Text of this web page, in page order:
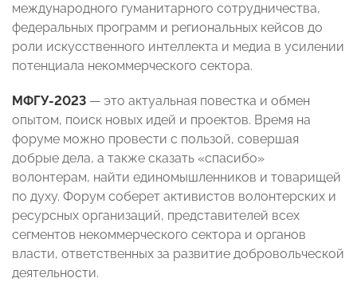
международного гуманитарного сотрудничества,
федеральных программ и региональных кейсов до
роли искусственного интеллекта и медиа в усилении
потенциала некоммерческого сектора.
МФГУ-2023 — это актуальная повестка и обмен
опытом, поиск новых идей и проектов. Время на
форуме можно провести с пользой, совершая
добрые дела, а также сказать «спасибо»
волонтерам, найти единомышленников и товарищей
по духу. Форум соберет активистов волонтерских и
ресурсных организаций, представителей всех
сегментов некоммерческого сектора и органов
власти, ответственных за развитие добровольческой
деятельности.